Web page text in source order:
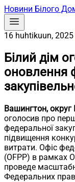
Новини Білого
16 huhtikuun, 2025
Білий дім
оновлення
Вашингтон, округ
оголосив про
федеральної
підвищення
витрати. Офіс
(OFPP) в рамках
проведе
Федеральних